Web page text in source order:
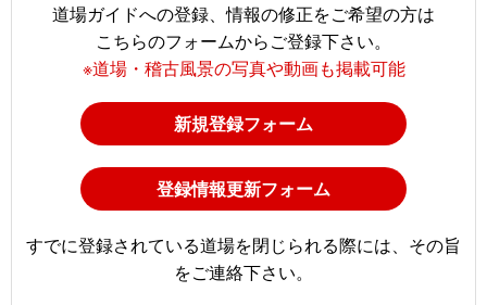
道場ガイドへの登録、情報の修正をご希望の方は
こちらのフォームからご登録下さい。
※道場・稽古風景の写真や動画も掲載可能
新規登録フォーム
登録情報更新フォーム
すでに登録されている道場を閉じられる際には、その旨
をご連絡下さい。